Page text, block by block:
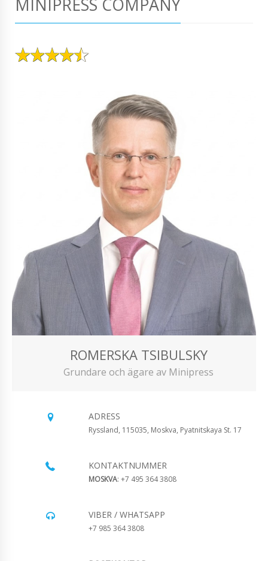
MINIPRESS COMPANY
ROMERSKA TSIBULSKY
Grundare och ägare av Minipress
ADRESS
Ryssland, 115035, Moskva, Pyatnitskaya St. 17
KONTAKTNUMMER
MOSKVA: +7 495 364 3808
VIBER / WHATSAPP
+7 985 364 3808